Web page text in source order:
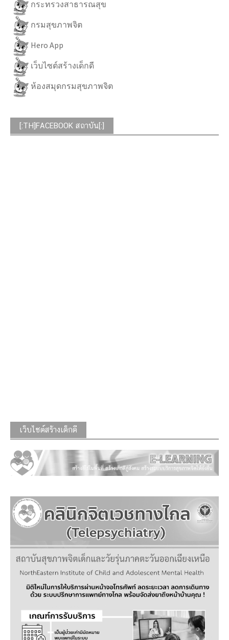
กระทรวงสาธารณสุข
กรมสุขภาพจิต
Hero App
เว็บไซต์สร้างเด็กดี
ห้องสมุดกรมสุขภาพจิต
[:TH]FACEBOOK สถาบัน[:]
เว็บไซต์สร้างเด็กดี